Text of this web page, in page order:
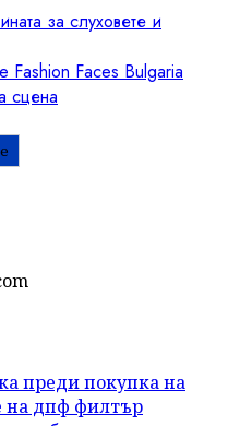
за слуховете и
Fashion Faces Bulgaria
сцена
преди покупка на
на дпф филтър